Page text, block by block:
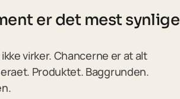
er det mest synlige
virker. Chancerne er at alt
Produktet. Baggrunden.